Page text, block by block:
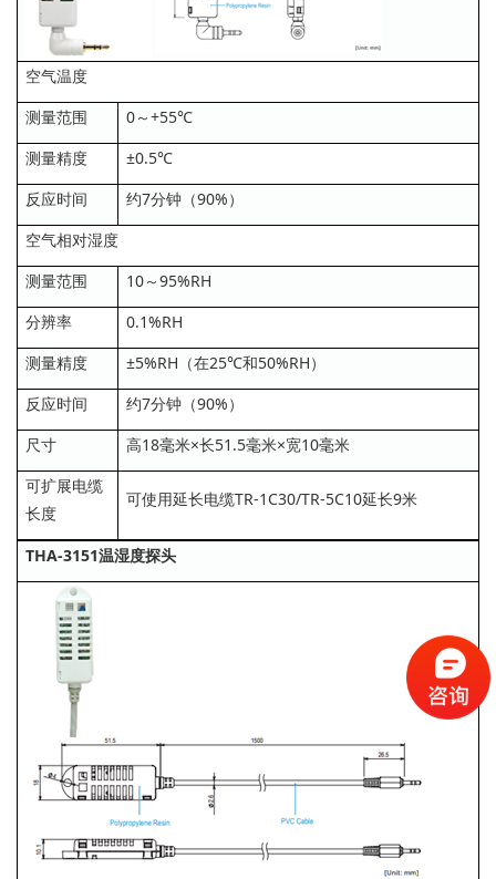
空气温度
测量范围
0～+55℃
测量精度
±0.5℃
反应时间
约7分钟（90%）
空气相对湿度
测量范围
10～95%RH
分辨率
0.1%RH
测量精度
±5%RH（在25℃和50%RH）
反应时间
约7分钟（90%）
尺寸
高18毫米×长51.5毫米×宽10毫米
可扩展电缆
长度
可使用延长电缆TR-1C30/TR-5C10延长9米
THA-3151温湿度探头